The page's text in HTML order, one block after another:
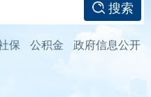
搜索
保 公积金 政府信息公开